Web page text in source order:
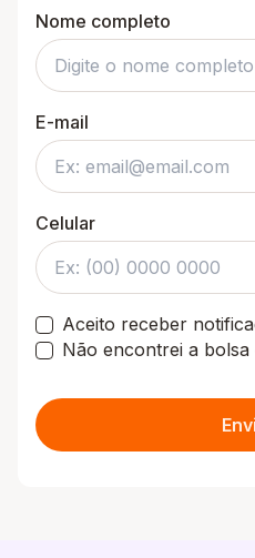
Nome completo
E-mail
Celular
Aceito receber
Não encontrei a bolsa